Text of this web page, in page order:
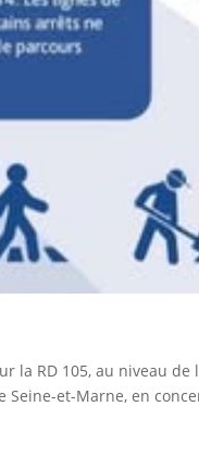
la RD 105, au niveau
et-Marne, en